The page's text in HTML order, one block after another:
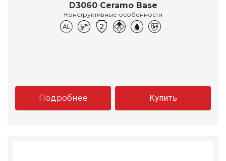
D3060 Ceramo Base
Конструктивные особенности
Подробнее Купить